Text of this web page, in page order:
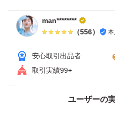
【国内GMP認定工場で製造
は、品質管理に徹底的に配
産されています。すべての
基準に沿って作られるよう
man********
（556）
安心取引出品者
取引実績99+
ユーザーの
価格の相談